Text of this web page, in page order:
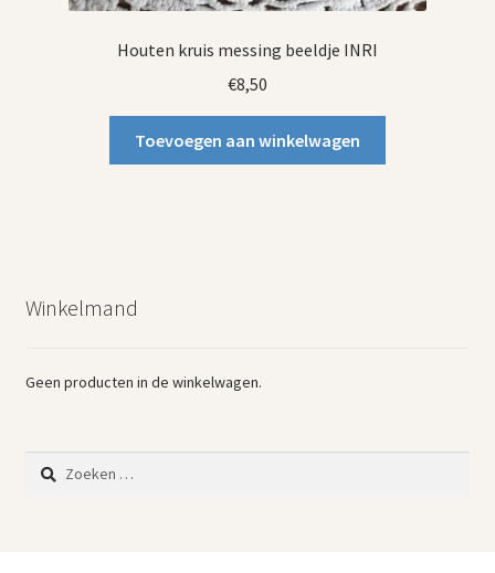
Houten kruis messing beeldje INRI
€8,50
Toevoegen aan winkelwagen
Winkelmand
Geen producten in de winkelwagen.
Zoeken
naar: